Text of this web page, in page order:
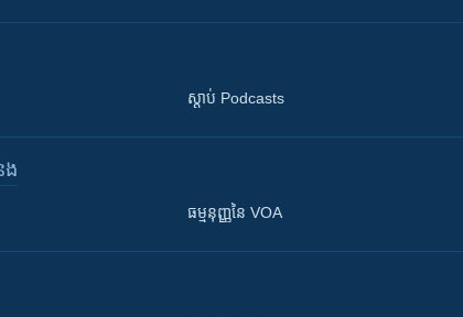
ស្តាប់ Podcasts
ង
ធម្មនុញ្ញ​នៃ VOA